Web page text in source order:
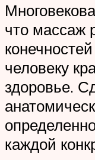
что массаж
человеку
здоровье.
каждой